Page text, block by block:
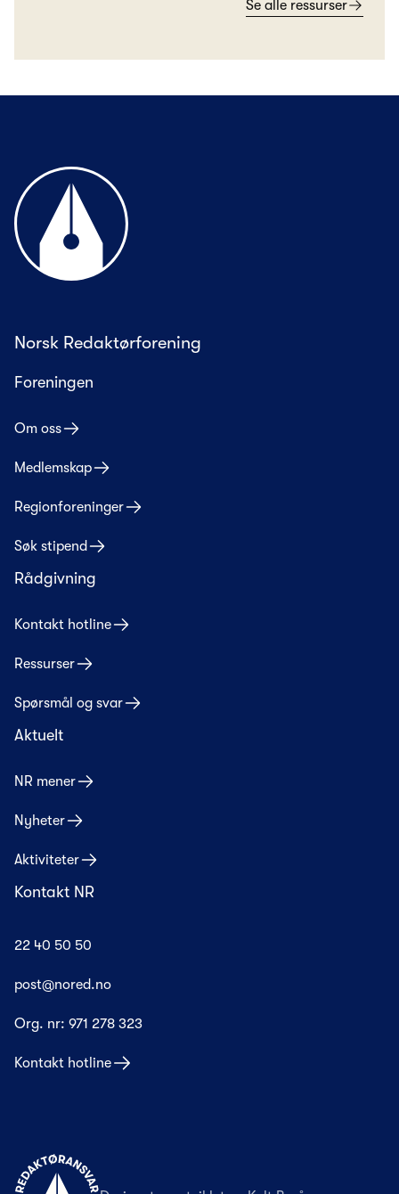
Se alle ressurser
Til forsiden
Norsk Redaktørforening
Foreningen
Om oss
Medlemskap
Regionforeninger
Søk stipend
Rådgivning
Kontakt hotline
Ressurser
Spørsmål og svar
Aktuelt
NR mener
Nyheter
Aktiviteter
Kontakt NR
22 40 50 50
post@nored.no
Org. nr: 971 278 323
Kontakt hotline
Til forsiden